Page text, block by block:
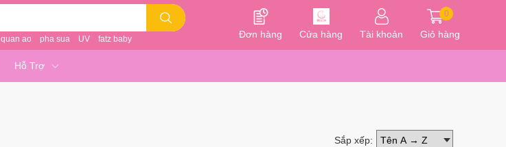
quan ao pha sua UV fatz baby Đơn hàng Cửa hàng Tài khoản
0
Giỏ hàng
Hỗ Trợ
Sắp xếp: